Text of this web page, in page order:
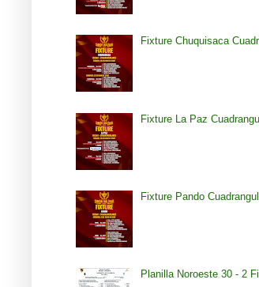
Fixture Chuquisaca
Fixture La Paz
Fixture Pando
Planilla Noroeste 30 - 2